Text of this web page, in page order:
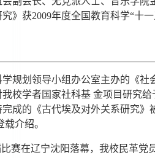
》获2009年度全国教育科学“十
规划领导小组办公室主办的《社
我校学者国家社科基 金项目研究
成的《古代埃及对外关系研究
载介绍。
赛在辽宁沈阳落幕，我校民革